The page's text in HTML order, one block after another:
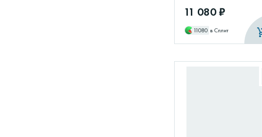
11 080 ₽
11080 в Сплит